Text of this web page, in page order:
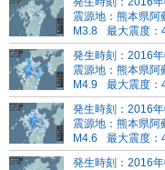
震源地：熊本県阿
M3.8
最大震度：
発生時刻：2016
震源地：熊本県阿
M4.9
最大震度：
発生時刻：2016
震源地：熊本県阿
M4.6
最大震度：
発生時刻：2016